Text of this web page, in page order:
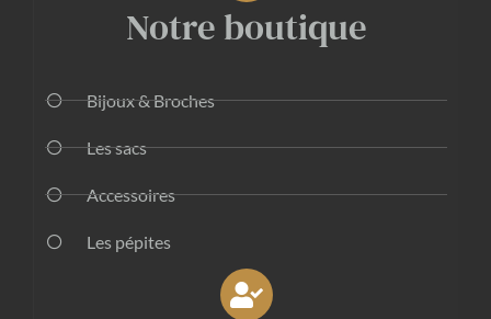
Notre boutique
Bijoux & Broches
Les sacs
Accessoires
Les pépites